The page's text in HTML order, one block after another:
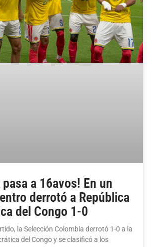
pasa a 16avos! En un
derrotó a República
del Congo 1-0
la Selección Colombia derrotó 1-0 a la
del Congo y se clasificó a los